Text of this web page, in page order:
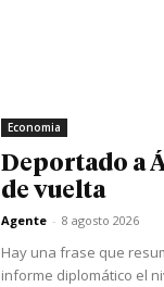
Economia
Deportado a
de vuelta
Agente - 8 agosto 2026
Hay una frase que
informe diplomático el